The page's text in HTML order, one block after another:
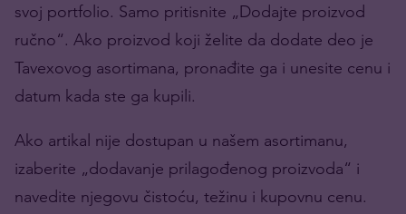
svoj portfolio. Samo pritisnite „Dodajte proizvod
ručno“. Ako proizvod koji želite da dodate deo je
Tavexovog asortimana, pronađite ga i unesite cenu i
datum kada ste ga kupili.
Ako artikal nije dostupan u našem asortimanu,
izaberite „dodavanje prilagođenog proizvoda“ i
navedite njegovu čistoću, težinu i kupovnu cenu.